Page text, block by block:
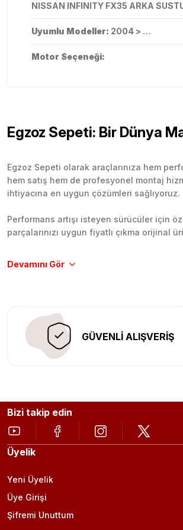
NISSAN INFINITY FX35 ARKA
Uyumlu Modeller: 2004 > …
Motor Seçeneği:
Egzoz Sepeti: Bir Dünya
Egzoz Sepeti olarak araçlarınıza hem
hem satış hem de profesyonel montaj
ihtiyacına en uygun çözümleri sağlıyoruz.
Performans artışı isteyen sürücüler için
parçalarınızı uygun fiyatlı çıkma orijinal
Tüm ürünlerimiz orijinal, dayanıklı ve
GÜVENLİ ALIŞVERİŞ
Bizi takip edin
Üyelik
Yeni Üyelik
Üye Girişi
Şifremi Unuttum